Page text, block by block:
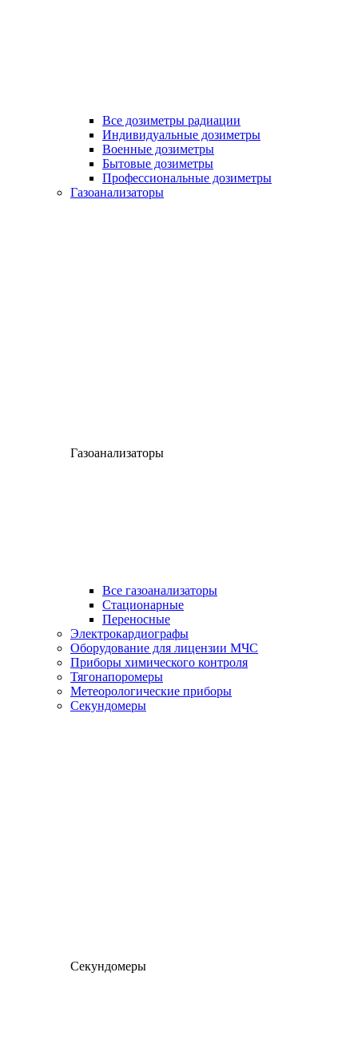
Все дозиметры радиации
Индивидуальные дозиметры
Военные дозиметры
Бытовые дозиметры
Профессиональные дозиметры
Газоанализаторы
Газоанализаторы
Все газоанализаторы
Cтационарные
Переносные
Электрокардиографы
Оборудование для лицензии МЧС
Приборы химического контроля
Тягонапоромеры
Метеорологические приборы
Секундомеры
Секундомеры